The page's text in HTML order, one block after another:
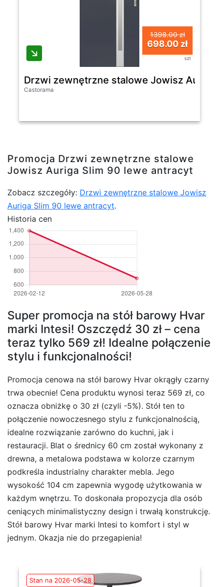
1398.00 zł
698.00 zł
szt
Drzwi zewnętrzne stalowe Jowisz
Castorama
Promocja Drzwi zewnętrzne stalowe
Jowisz Auriga Slim 90 lewe antracyt
Zobacz szczegóły: Drzwi zewnętrzne stalowe Jowisz
Auriga Slim 90 lewe antracyt.
Historia cen
Super promocja na stół barowy Hvar
marki Intesi! Oszczędź 30 zł – cena
teraz tylko 569 zł! Idealne połączenie
stylu i funkcjonalności!
Promocja cenowa na stół barowy Hvar okrągły czarny
trwa obecnie! Cena produktu wynosi teraz 569 zł, co
oznacza obniżkę o 30 zł (czyli -5%). Stół ten to
połączenie nowoczesnego stylu z funkcjonalnością,
idealne rozwiązanie zarówno do kuchni, jak i
restauracji. Blat o średnicy 60 cm został wykonany z
drewna, a metalowa podstawa w kolorze czarnym
podkreśla industrialny charakter mebla. Jego
wysokość 104 cm zapewnia wygodę użytkowania w
każdym wnętrzu. To doskonała propozycja dla osób
ceniących minimalistyczny design i trwałą konstrukcję.
Stół barowy Hvar marki Intesi to komfort i styl w
jednym. Okazja nie do przegapienia!
Stan na 2026-05-28